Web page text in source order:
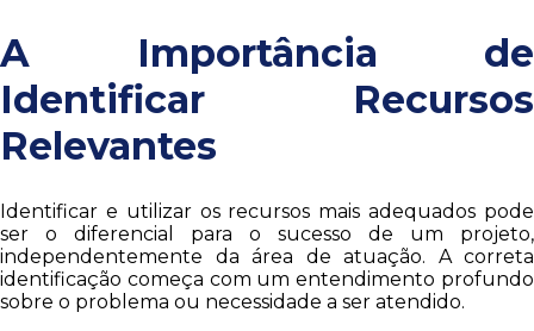
A Importância de
Identificar Recursos
Relevantes
Identificar e utilizar os recursos mais adequados pode
ser o diferencial para o sucesso de um projeto,
independentemente da área de atuação. A correta
identificação começa com um entendimento profundo
sobre o problema ou necessidade a ser atendido.